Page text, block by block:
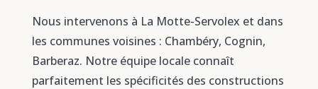
Nous intervenons à La Motte-Servolex et dans
les communes voisines : Chambéry, Cognin,
Barberaz. Notre équipe locale connaît
parfaitement les spécificités des constructions